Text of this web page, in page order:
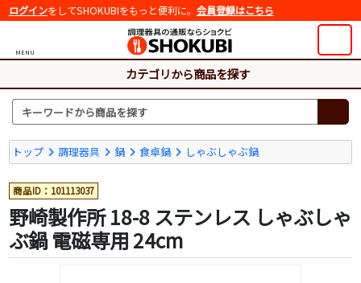
ログインをしてSHOKUBIをもっと便利に。 会員登録はこちら
MENU
カテゴリから商品を探す
トップ 調理器具 鍋 食卓鍋 しゃぶしゃぶ鍋
商品ID：101113037
野崎製作所 18-8 ステンレス しゃぶしゃ
ぶ鍋 電磁専用 24cm